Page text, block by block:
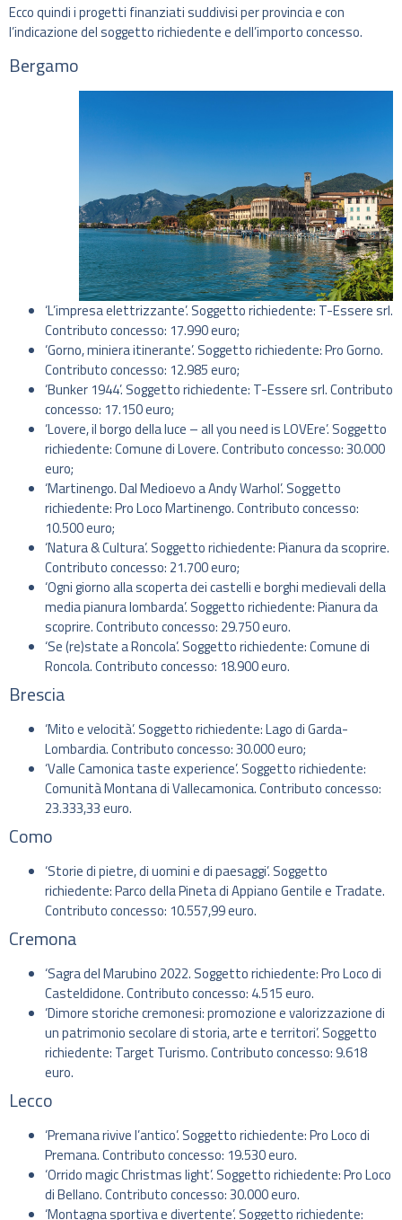
Ecco quindi i progetti finanziati suddivisi per provincia e con
l’indicazione del soggetto richiedente e dell’importo concesso.
Bergamo
‘L’impresa elettrizzante’. Soggetto richiedente: T-Essere srl.
Contributo concesso: 17.990 euro;
‘Gorno, miniera itinerante’. Soggetto richiedente: Pro Gorno.
Contributo concesso: 12.985 euro;
‘Bunker 1944’. Soggetto richiedente: T-Essere srl. Contributo
concesso: 17.150 euro;
‘Lovere, il borgo della luce – all you need is LOVEre’. Soggetto
richiedente: Comune di Lovere. Contributo concesso: 30.000
euro;
‘Martinengo. Dal Medioevo a Andy Warhol’. Soggetto
richiedente: Pro Loco Martinengo. Contributo concesso:
10.500 euro;
‘Natura & Cultura’. Soggetto richiedente: Pianura da scoprire.
Contributo concesso: 21.700 euro;
‘Ogni giorno alla scoperta dei castelli e borghi medievali della
media pianura lombarda’. Soggetto richiedente: Pianura da
scoprire. Contributo concesso: 29.750 euro.
‘Se (re)state a Roncola’. Soggetto richiedente: Comune di
Roncola. Contributo concesso: 18.900 euro.
Brescia
‘Mito e velocità’. Soggetto richiedente: Lago di Garda-
Lombardia. Contributo concesso: 30.000 euro;
‘Valle Camonica taste experience’. Soggetto richiedente:
Comunità Montana di Vallecamonica. Contributo concesso:
23.333,33 euro.
Como
‘Storie di pietre, di uomini e di paesaggi’. Soggetto
richiedente: Parco della Pineta di Appiano Gentile e Tradate.
Contributo concesso: 10.557,99 euro.
Cremona
‘Sagra del Marubino 2022. Soggetto richiedente: Pro Loco di
Casteldidone. Contributo concesso: 4.515 euro.
‘Dimore storiche cremonesi: promozione e valorizzazione di
un patrimonio secolare di storia, arte e territori’. Soggetto
richiedente: Target Turismo. Contributo concesso: 9.618
euro.
Lecco
‘Premana rivive l’antico’. Soggetto richiedente: Pro Loco di
Premana. Contributo concesso: 19.530 euro.
‘Orrido magic Christmas light’. Soggetto richiedente: Pro Loco
di Bellano. Contributo concesso: 30.000 euro.
‘Montagna sportiva e divertente’. Soggetto richiedente: